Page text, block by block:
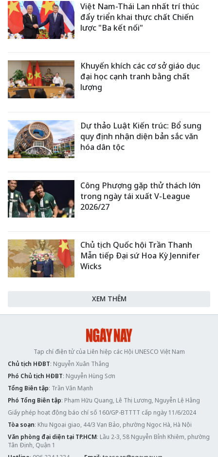
Việt Nam-Thái Lan nhất trí thúc
đẩy triển khai thực chất Chiến
lược "Ba kết nối"
Khuyến khích các cơ sở giáo dục
đại học cạnh tranh bằng chất
lượng
Dự thảo Luật Kiến trúc: Bổ sung
quy định nhận diện bản sắc văn
hóa dân tộc
Công Phượng gặp thử thách lớn
trong ngày tái xuất V-League
2026/27
Chủ tịch Quốc hội Trần Thanh
Mẫn tiếp Đại sứ Hoa Kỳ Jennifer
Wicks
XEM THÊM
Tạp chí điện tử của Liên hiệp các Hội UNESCO Việt Nam
Chủ tịch HĐBT: Nguyễn Xuân Thắng
Phó Chủ tịch HĐBT: Nguyễn Hùng Sơn
Tổng Biên tập: Trần Văn Mạnh
Phó Tổng Biên tập: Phạm Hữu Quang, Lê Thị Lương, Nguyễn Lệ Hằng
Giấy phép hoạt động báo chí số 160/GP-BTTTT cấp ngày 11/6/2024
Tòa soạn: Khu Ngoại giao, 44/3 Vạn Bảo, phường Ngọc Hà, Hà Nội
Văn phòng đại diện tại TP.HCM: Lầu 2-3, 58 Nguyễn Bỉnh Khiêm, phường
Tân Định, Quận 1